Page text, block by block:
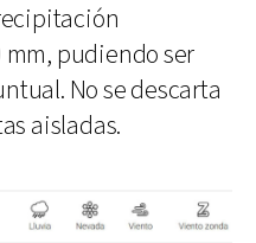
pudiendo ser
No se descarta
aisladas.